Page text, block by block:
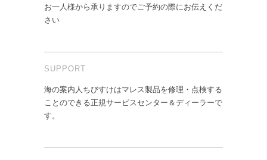
お一人様から承りますのでご予約の際にお伝えくだ
さい
SUPPORT
海の案内人ちびすけはマレス製品を修理・点検する
ことのできる正規サービスセンター＆ディーラーで
す。